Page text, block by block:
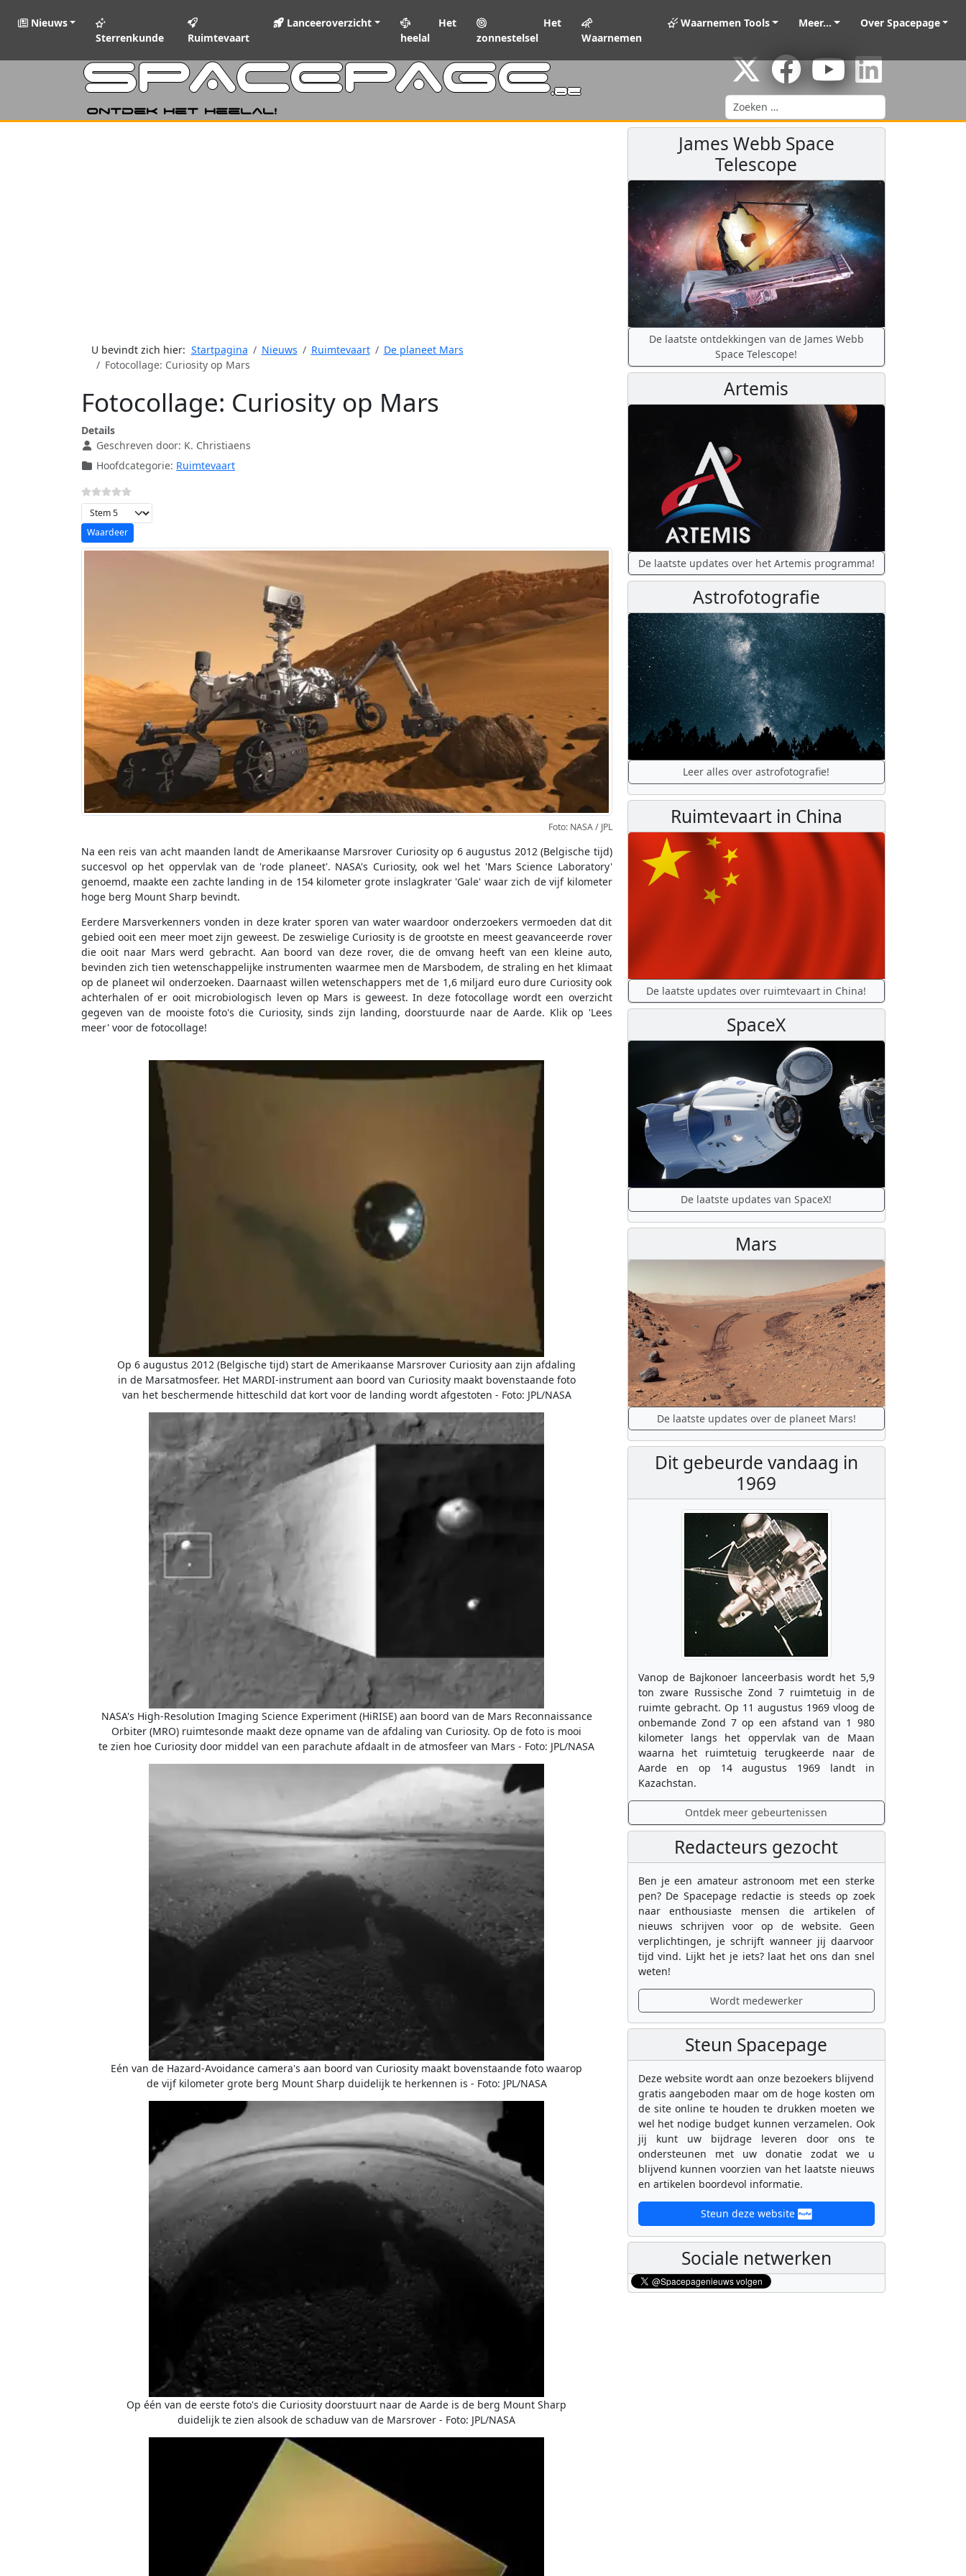
Nieuws
Sterrenkunde
Ruimtevaart
Lanceeroverzicht
Het
heelal
Het
zonnestelsel
Waarnemen
Waarnemen Tools Meer... Over Spacepage
SPACEPAGE.be
Ontdek het heelal!
Zoeken
U bevindt zich hier: Startpagina Nieuws Ruimtevaart
De planeet Mars
Fotocollage: Curiosity op Mars
Fotocollage: Curiosity op Mars
Details
Geschreven door: K. Christiaens
Hoofdcategorie: Ruimtevaart
Voeg waardering toe
Foto: NASA / JPL
Na een reis van acht maanden landt de Amerikaanse Marsrover Curiosity op 6 augustus 2012 (Belgische tijd)
succesvol op het oppervlak van de 'rode planeet'. NASA's Curiosity, ook wel het 'Mars Science Laboratory'
genoemd, maakte een zachte landing in de 154 kilometer grote inslagkrater 'Gale' waar zich de vijf kilometer
hoge berg Mount Sharp bevindt.
Eerdere Marsverkenners vonden in deze krater sporen van water waardoor onderzoekers vermoeden dat dit
gebied ooit een meer moet zijn geweest. De zeswielige Curiosity is de grootste en meest geavanceerde rover
die ooit naar Mars werd gebracht. Aan boord van deze rover, die de omvang heeft van een kleine auto,
bevinden zich tien wetenschappelijke instrumenten waarmee men de Marsbodem, de straling en het klimaat
op de planeet wil onderzoeken. Daarnaast willen wetenschappers met de 1,6 miljard euro dure Curiosity ook
achterhalen of er ooit microbiologisch leven op Mars is geweest. In deze fotocollage wordt een overzicht
gegeven van de mooiste foto's die Curiosity, sinds zijn landing, doorstuurde naar de Aarde. Klik op 'Lees
meer' voor de fotocollage!
Op 6 augustus 2012 (Belgische tijd) start de Amerikaanse Marsrover Curiosity aan zijn afdaling
in de Marsatmosfeer. Het MARDI-instrument aan boord van Curiosity maakt bovenstaande foto
van het beschermende hitteschild dat kort voor de landing wordt afgestoten - Foto: JPL/NASA
NASA's High-Resolution Imaging Science Experiment (HiRISE) aan boord van de Mars Reconnaissance
Orbiter (MRO) ruimtesonde maakt deze opname van de afdaling van Curiosity. Op de foto is mooi
te zien hoe Curiosity door middel van een parachute afdaalt in de atmosfeer van Mars - Foto: JPL/NASA
Eén van de Hazard-Avoidance camera's aan boord van Curiosity maakt bovenstaande foto waarop
de vijf kilometer grote berg Mount Sharp duidelijk te herkennen is - Foto: JPL/NASA
Op één van de eerste foto's die Curiosity doorstuurt naar de Aarde is de berg Mount Sharp
duidelijk te zien alsook de schaduw van de Marsrover - Foto: JPL/NASA
James Webb Space
Telescope
De laatste ontdekkingen van de James Webb
Space Telescope!
Artemis
De laatste updates over het Artemis programma!
Astrofotografie
Leer alles over astrofotografie!
Ruimtevaart in China
De laatste updates over ruimtevaart in China!
SpaceX
De laatste updates van SpaceX!
Mars
De laatste updates over de planeet Mars!
Dit gebeurde vandaag in
1969
Vanop de Bajkonoer lanceerbasis wordt het 5,9
ton zware Russische Zond 7 ruimtetuig in de
ruimte gebracht. Op 11 augustus 1969 vloog de
onbemande Zond 7 op een afstand van 1 980
kilometer langs het oppervlak van de Maan
waarna het ruimtetuig terugkeerde naar de
Aarde en op 14 augustus 1969 landt in
Kazachstan.
Ontdek meer gebeurtenissen
Redacteurs gezocht
Ben je een amateur astronoom met een sterke
pen? De Spacepage redactie is steeds op zoek
naar enthousiaste mensen die artikelen of
nieuws schrijven voor op de website. Geen
verplichtingen, je schrijft wanneer jij daarvoor
tijd vind. Lijkt het je iets? laat het ons dan snel
weten!
Wordt medewerker
Steun Spacepage
Deze website wordt aan onze bezoekers blijvend
gratis aangeboden maar om de hoge kosten om
de site online te houden te drukken moeten we
wel het nodige budget kunnen verzamelen. Ook
jij kunt uw bijdrage leveren door ons te
ondersteunen met uw donatie zodat we u
blijvend kunnen voorzien van het laatste nieuws
en artikelen boordevol informatie.
Steun deze website
Sociale netwerken